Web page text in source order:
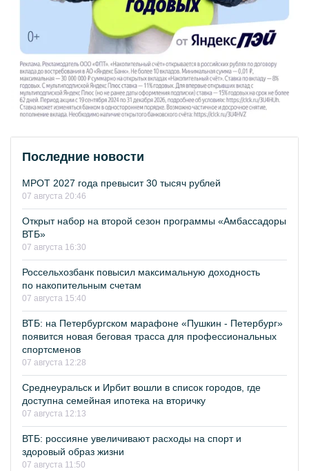
Последние новости
МРОТ 2027 года превысит 30 тысяч рублей
07 августа 20:46
Открыт набор на второй сезон программы «Амбассадоры
ВТБ»
07 августа 16:30
Россельхозбанк повысил максимальную доходность
по накопительным счетам
07 августа 15:40
ВТБ: на Петербургском марафоне «Пушкин - Петербург»
появится новая беговая трасса для профессиональных
спортсменов
07 августа 12:28
Среднеуральск и Ирбит вошли в список городов, где
доступна семейная ипотека на вторичку
07 августа 12:13
ВТБ: россияне увеличивают расходы на спорт и
здоровый образ жизни
07 августа 11:50